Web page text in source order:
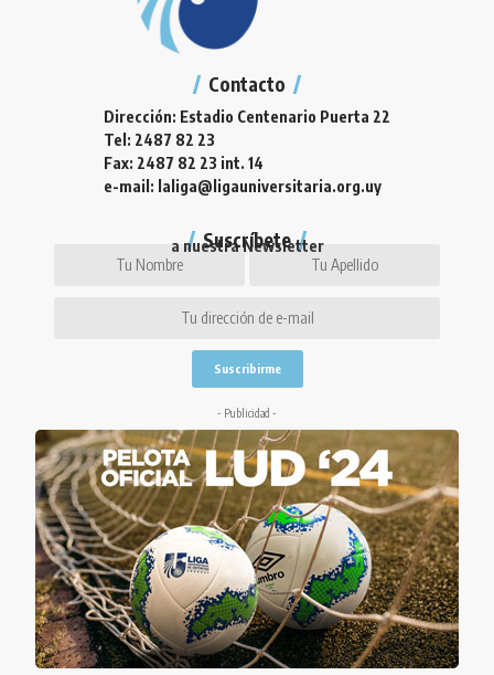
Contacto
Dirección: Estadio Centenario Puerta 22
Tel: 2487 82 23
Fax: 2487 82 23 int. 14
e-mail: laliga@ligauniversitaria.org.uy
Suscríbete
a nuestra Newsletter
- Publicidad -